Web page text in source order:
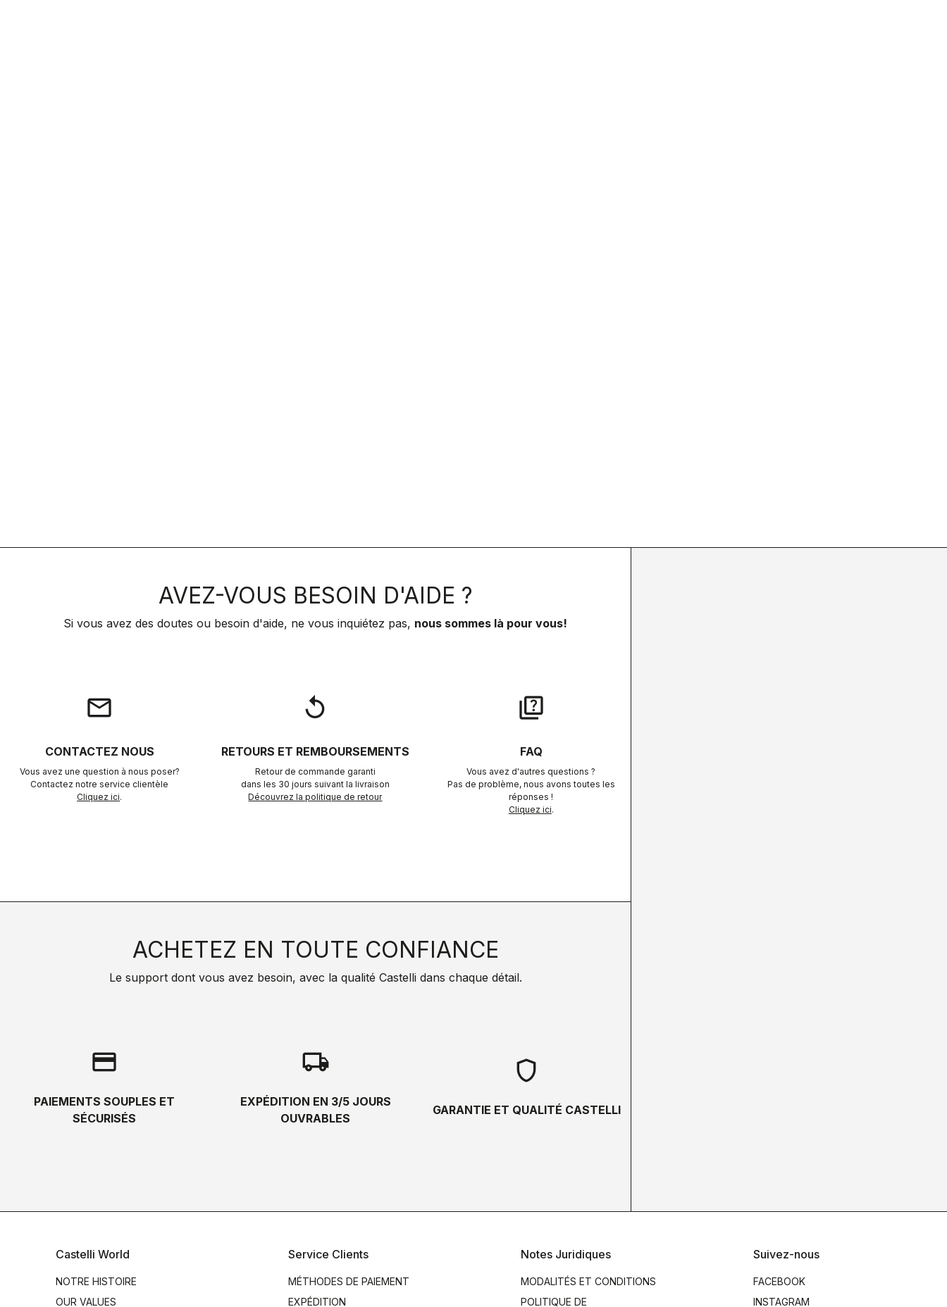
AVEZ-VOUS BESOIN D'AIDE ?
Si vous avez des doutes ou besoin d'aide, ne vous inquiétez pas, nous sommes là pour vous!
email
CONTACTEZ NOUS
Vous avez une question à nous poser?
Contactez notre service clientèle
Cliquez ici.
replay
RETOURS ET REMBOURSEMENTS
Retour de commande garanti
dans les 30 jours suivant la livraison
Découvrez la politique de retour
quiz
FAQ
Vous avez d'autres questions ?
Pas de problème, nous avons toutes les
réponses !
Cliquez ici.
ACHETEZ EN TOUTE CONFIANCE
Le support dont vous avez besoin, avec la qualité Castelli dans chaque détail.
credit_card
PAIEMENTS SOUPLES ET
SÉCURISÉS
local_shipping
EXPÉDITION EN 3/5 JOURS
OUVRABLES
shield
GARANTIE ET QUALITÉ CASTELLI
Castelli World
NOTRE HISTOIRE
OUR VALUES
Service Clients
MÉTHODES DE PAIEMENT
EXPÉDITION
Notes Juridiques
MODALITÉS ET CONDITIONS
POLITIQUE DE
Suivez-nous
FACEBOOK
INSTAGRAM